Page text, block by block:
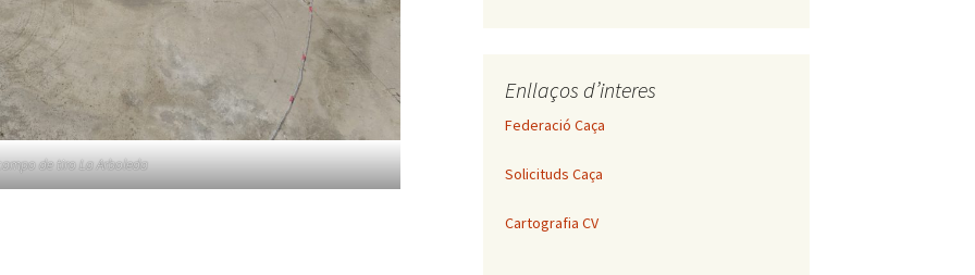
de tiro La Arboleda
Enllaços d’interes
Federació Caça
Solicituds Caça
Cartografia CV